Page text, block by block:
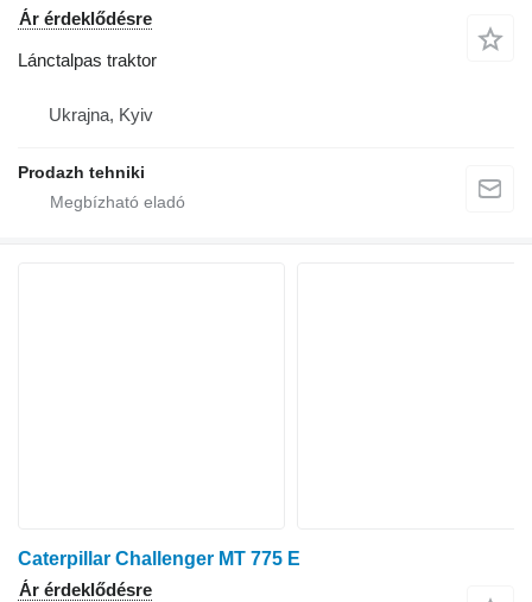
Ár érdeklődésre
Lánctalpas traktor
Ukrajna, Kyiv
Prodazh tehniki
Caterpillar Challenger MT 775 E
Ár érdeklődésre